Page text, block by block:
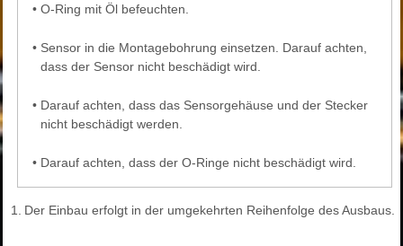
• O-Ring mit Öl befeuchten.
• Sensor in die Montagebohrung einsetzen. Darauf achten,
dass der Sensor nicht beschädigt wird.
• Darauf achten, dass das Sensorgehäuse und der Stecker
nicht beschädigt werden.
• Darauf achten, dass der O-Ringe nicht beschädigt wird.
1. Der Einbau erfolgt in der umgekehrten Reihenfolge des Ausbaus.